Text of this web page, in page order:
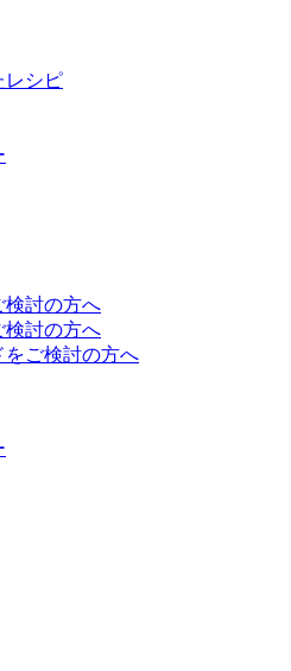
レシピ
検討の方へ
検討の方へ
をご検討の方へ